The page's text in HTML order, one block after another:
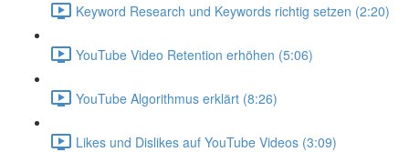
Keyword Research und Keywords richtig setzen (2:20)
YouTube Video Retention erhöhen (5:06)
YouTube Algorithmus erklärt (8:26)
Likes und Dislikes auf YouTube Videos (3:09)